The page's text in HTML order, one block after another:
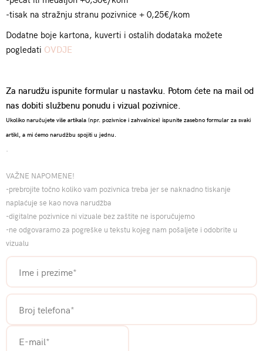
-tisak na stražnju stranu pozivnice + 0,25€/kom
Dodatne boje kartona, kuverti i ostalih dodataka možete
pogledati OVDJE
Za narudžu ispunite formular u nastavku. Potom ćete na mail od
nas dobiti službenu ponudu i vizual pozivnice.
Ukoliko naručujete više artikala (npr. pozivnice i zahvalnice) ispunite zasebno formular za svaki
artikl, a mi ćemo narudžbu spojiti u jednu.
.
VAŽNE NAPOMENE!
-prebrojite točno koliko vam pozivnica treba jer se naknadno tiskanje
naplaćuje se kao nova narudžba
-digitalne pozivnice ni vizuale bez zaštite ne isporučujemo
-ne odgovaramo za pogreške u tekstu kojeg nam pošaljete i odobrite u
vizualu